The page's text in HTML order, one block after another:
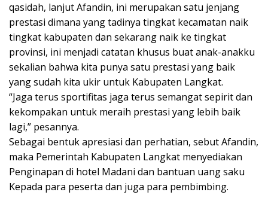
qasidah, lanjut Afandin, ini merupakan satu jenjang
prestasi dimana yang tadinya tingkat kecamatan naik
tingkat kabupaten dan sekarang naik ke tingkat
provinsi, ini menjadi catatan khusus buat anak-anakku
sekalian bahwa kita punya satu prestasi yang baik
yang sudah kita ukir untuk Kabupaten Langkat.
“Jaga terus sportifitas jaga terus semangat sepirit dan
kekompakan untuk meraih prestasi yang lebih baik
lagi,” pesannya.
Sebagai bentuk apresiasi dan perhatian, sebut Afandin,
maka Pemerintah Kabupaten Langkat menyediakan
Penginapan di hotel Madani dan bantuan uang saku
Kepada para peserta dan juga para pembimbing.